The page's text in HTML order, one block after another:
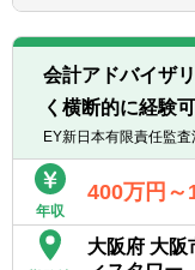
へ
※
務
【
時
現
り
会計アドバイザ
く横断的に経験
EY新日本有限責任監査
年収
400万円～
大阪府 大